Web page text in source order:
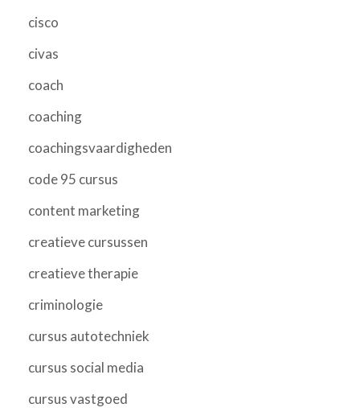
cisco
civas
coach
coaching
coachingsvaardigheden
code 95 cursus
content marketing
creatieve cursussen
creatieve therapie
criminologie
cursus autotechniek
cursus social media
cursus vastgoed